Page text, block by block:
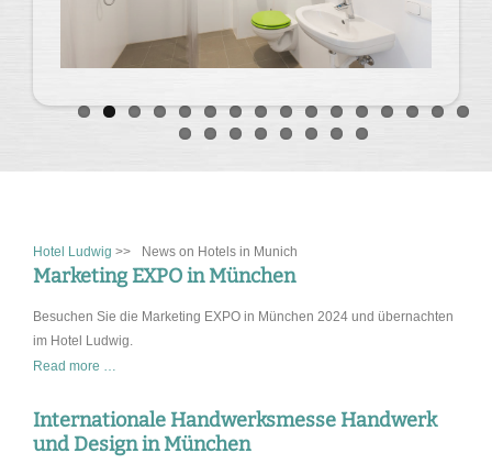
Hotel Ludwig >> News on Hotels in Munich
Marketing EXPO in München
Besuchen Sie die Marketing EXPO in München 2024 und übernachten
im Hotel Ludwig.
Read more …
in
München
Internationale Handwerksmesse Handwerk
und Design in München